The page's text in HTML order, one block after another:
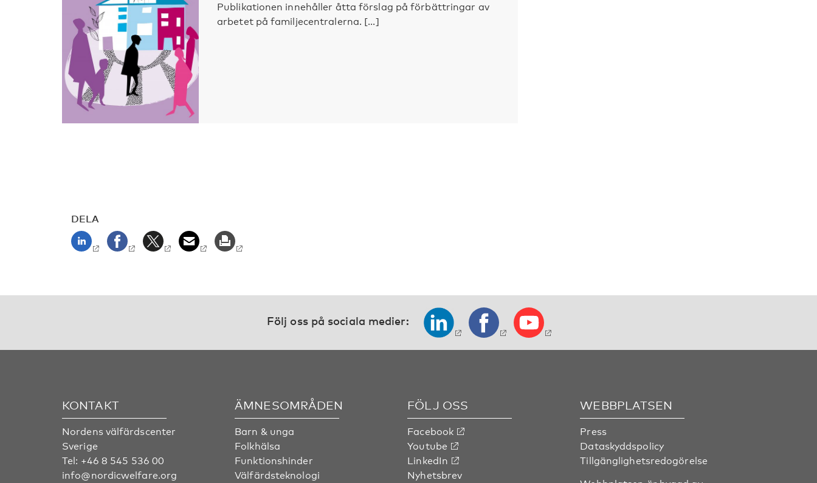
Publikationen innehåller åtta förslag på förbättringar av
arbetet på familjecentralerna. [...]
DELA
Följ oss på sociala medier:
KONTAKT
Nordens välfärdscenter
Sverige
Tel: +46 8 545 536 00
info@nordicwelfare.org
ÄMNESOMRÅDEN
Barn & unga
Folkhälsa
Funktionshinder
Välfärdsteknologi
FÖLJ OSS
Facebook
Youtube
LinkedIn
Nyhetsbrev
WEBBPLATSEN
Press
Dataskyddspolicy
Tillgänglighetsredogörelse